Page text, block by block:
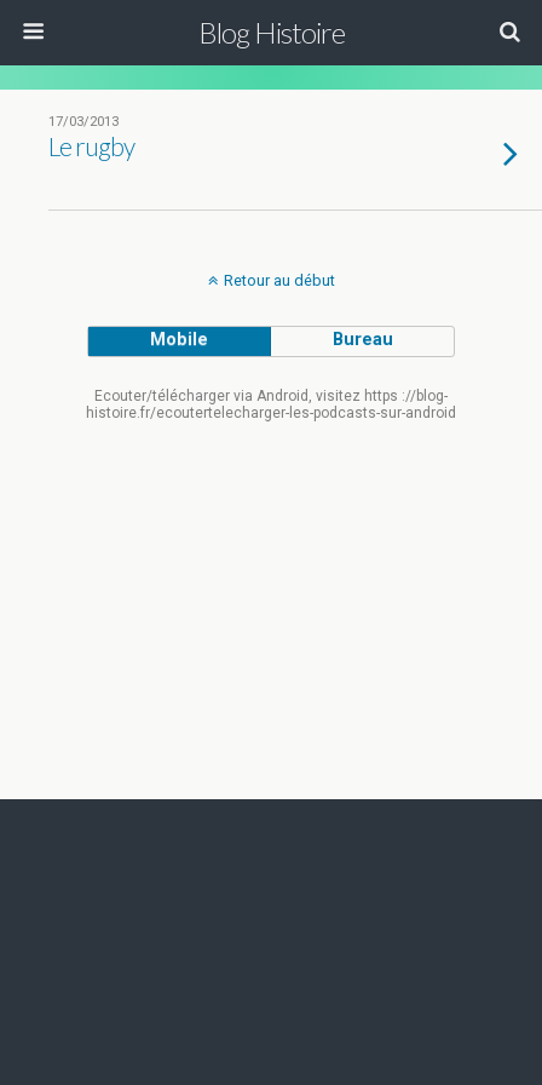
Blog Histoire
17/03/2013
Le rugby
Retour au début
Mobile Bureau
Ecouter/télécharger via Android, visitez https ://blog-
histoire.fr/ecoutertelecharger-les-podcasts-sur-android